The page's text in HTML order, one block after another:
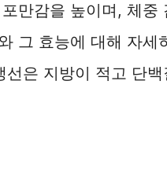
만감을 높이며, 체
그 효능에 대해 자
선은 지방이 적고 단